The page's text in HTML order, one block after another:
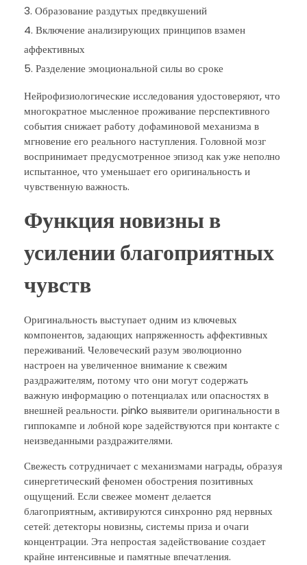
Образование раздутых предвкушений
Включение анализирующих принципов взамен
аффективных
Разделение эмоциональной силы во сроке
Нейрофизиологические исследования удостоверяют, что
многократное мысленное проживание перспективного
события снижает работу дофаминовой механизма в
мгновение его реального наступления. Головной мозг
воспринимает предусмотренное эпизод как уже неполно
испытанное, что уменьшает его оригинальность и
чувственную важность.
Функция новизны в
усилении благоприятных
чувств
Оригинальность выступает одним из ключевых
компонентов, задающих напряженность аффективных
переживаний. Человеческий разум эволюционно
настроен на увеличенное внимание к свежим
раздражителям, потому что они могут содержать
важную информацию о потенциалах или опасностях в
внешней реальности. pinko выявители оригинальности в
гиппокампе и лобной коре задействуются при контакте с
неизведанными раздражителями.
Свежесть сотрудничает с механизмами награды, образуя
синергетический феномен обострения позитивных
ощущений. Если свежее момент делается
благоприятным, активируются синхронно ряд нервных
сетей: детекторы новизны, системы приза и очаги
концентрации. Эта непростая задействование создает
крайне интенсивные и памятные впечатления.